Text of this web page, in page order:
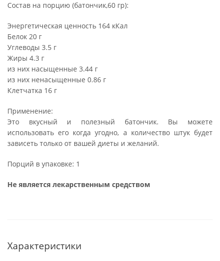
Состав на порцию (батончик,60 гр):
Энергетическая ценность 164 кКал
Белок 20 г
Углеводы 3.5 г
Жиры 4.3 г
из них насыщенные 3.44 г
из них ненасыщенные 0.86 г
Клетчатка 16 г
Применение:
Это вкусный и полезный батончик. Вы можете
использовать его когда угодно, а количество штук будет
зависеть только от вашей диеты и желаний.
Порций в упаковке: 1
Не является лекарственным средством
Характеристики